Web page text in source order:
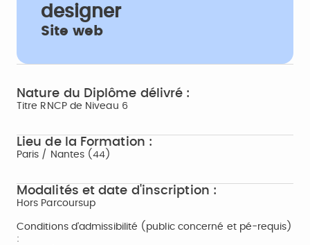
designer
Site web
Nature du Diplôme délivré :
Titre RNCP de Niveau 6
Lieu de la Formation :
Paris / Nantes (44)
Modalités et date d'inscription :
Hors Parcoursup
Conditions d'admissibilité (public concerné et pé-requis)
: